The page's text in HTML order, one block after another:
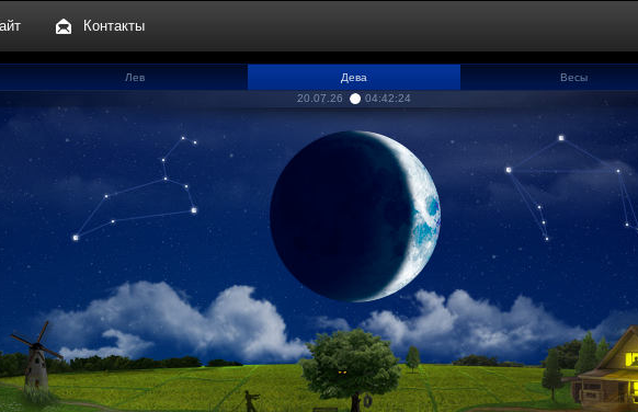
Контакты
Лев
Дева
20.07.26
04:42:25
Весы